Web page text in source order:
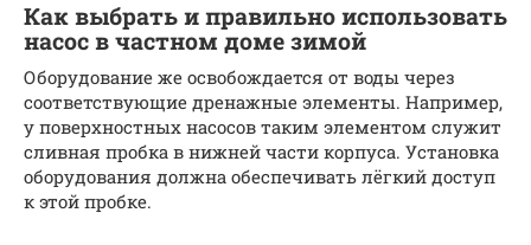
Как выбрать и правильно использовать
насос в частном доме зимой
Оборудование же освобождается от воды через
соответствующие дренажные элементы. Например,
у поверхностных насосов таким элементом служит
сливная пробка в нижней части корпуса. Установка
оборудования должна обеспечивать лёгкий доступ
к этой пробке.